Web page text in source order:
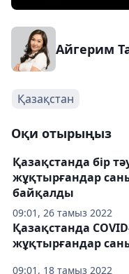
Айгерим
Қазақстан
Оқи отырыңыз
09:01, 26 тамыз 2022
Қазақстанда бір
жұқтырғандар
байқалды
09:01, 18 тамыз 2022
Қазақстанда
жұқтырғандар